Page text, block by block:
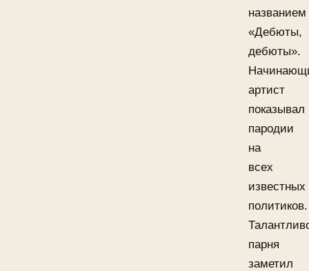
названием
«Дебюты,
дебюты».
артист
показывал
пародии
на
всех
известных
политиков.
парня
заметил